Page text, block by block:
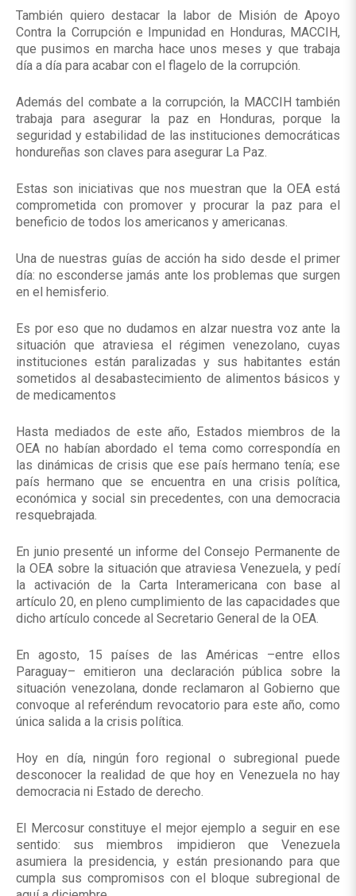
También quiero destacar la labor de Misión de Apoyo
Contra la Corrupción e Impunidad en Honduras, MACCIH,
que pusimos en marcha hace unos meses y que trabaja
día a día para acabar con el flagelo de la corrupción.
Además del combate a la corrupción, la MACCIH también
trabaja para asegurar la paz en Honduras, porque la
seguridad y estabilidad de las instituciones democráticas
hondureñas son claves para asegurar La Paz.
Estas son iniciativas que nos muestran que la OEA está
comprometida con promover y procurar la paz para el
beneficio de todos los americanos y americanas.
Una de nuestras guías de acción ha sido desde el primer
día: no esconderse jamás ante los problemas que surgen
en el hemisferio.
Es por eso que no dudamos en alzar nuestra voz ante la
situación que atraviesa el régimen venezolano, cuyas
instituciones están paralizadas y sus habitantes están
sometidos al desabastecimiento de alimentos básicos y
de medicamentos
Hasta mediados de este año, Estados miembros de la
OEA no habían abordado el tema como correspondía en
las dinámicas de crisis que ese país hermano tenía; ese
país hermano que se encuentra en una crisis política,
económica y social sin precedentes, con una democracia
resquebrajada.
En junio presenté un informe del Consejo Permanente de
la OEA sobre la situación que atraviesa Venezuela, y pedí
la activación de la Carta Interamericana con base al
artículo 20, en pleno cumplimiento de las capacidades que
dicho artículo concede al Secretario General de la OEA.
En agosto, 15 países de las Américas –entre ellos
Paraguay– emitieron una declaración pública sobre la
situación venezolana, donde reclamaron al Gobierno que
convoque al referéndum revocatorio para este año, como
única salida a la crisis política.
Hoy en día, ningún foro regional o subregional puede
desconocer la realidad de que hoy en Venezuela no hay
democracia ni Estado de derecho.
El Mercosur constituye el mejor ejemplo a seguir en ese
sentido: sus miembros impidieron que Venezuela
asumiera la presidencia, y están presionando para que
cumpla sus compromisos con el bloque subregional de